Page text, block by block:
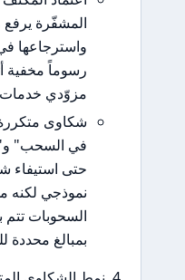
المشفّرة يرفع مخاطر
واسترجاعها في حال
رسوماً مخفية أثناء
مزوّدي خدمات تشفير.
شكاوى متكررة عبر
في السحب" و"قيود على
حتى استيفاء شروط
نموذجي لكنه مهم. عدة
السحوبات تتم بعد أيام
بمبالغ محددة للبطاقات.